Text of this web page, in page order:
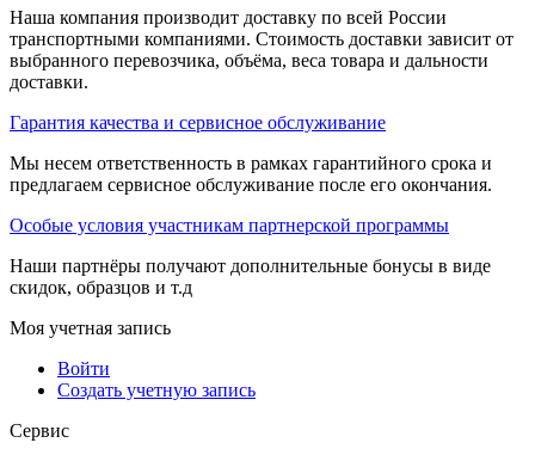
Наша компания производит доставку по всей России
транспортными компаниями. Стоимость доставки зависит от
выбранного перевозчика, объёма, веса товара и дальности
доставки.
Гарантия качества и сервисное обслуживание
Мы несем ответственность в рамках гарантийного срока и
предлагаем сервисное обслуживание после его окончания.
Особые условия участникам партнерской программы
Наши партнёры получают дополнительные бонусы в виде
скидок, образцов и т.д
Моя учетная запись
Войти
Создать учетную запись
Сервис